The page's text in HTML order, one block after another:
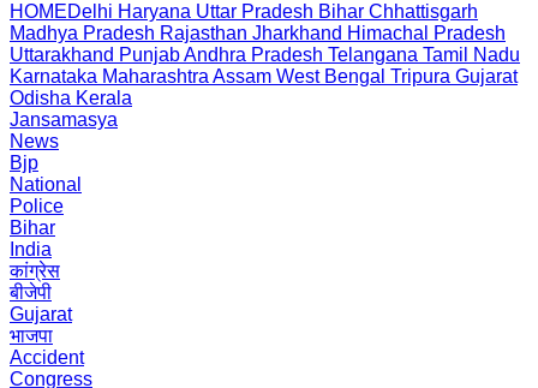
HOMEDelhi Haryana Uttar Pradesh Bihar Chhattisgarh
Madhya Pradesh Rajasthan Jharkhand Himachal Pradesh
Uttarakhand PunjabAndhra Pradesh Telangana Tamil Nadu
Karnataka Maharashtra Assam West Bengal Tripura Gujarat
Odisha Kerala
Jansamasya
News
Bjp
National
Police
Bihar
India
कांग्रेस
बीजेपी
Gujarat
भाजपा
Accident
Congress